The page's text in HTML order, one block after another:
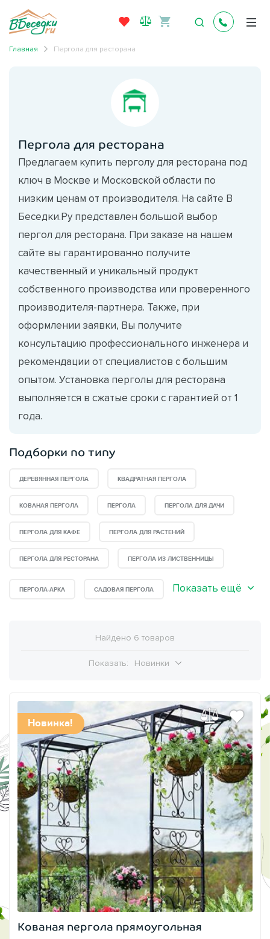
Главная Пергола для ресторана
Пергола для ресторана
Предлагаем купить перголу для ресторана под
ключ в Москве и Московской области по
низким ценам от производителя. На сайте В
Беседки.Ру представлен большой выбор
пергол для ресторана. При заказе на нашем
сайте вы гарантированно получите
качественный и уникальный продукт
собственного производства или проверенного
производителя-партнера. Также, при
оформлении заявки, Вы получите
консультацию профессионального инженера и
рекомендации от специалистов с большим
опытом. Установка перголы для ресторана
выполняется в сжатые сроки с гарантией от 1
года.
Подборки по типу
ДЕРЕВЯННАЯ ПЕРГОЛА КВАДРАТНАЯ ПЕРГОЛА
КОВАНАЯ ПЕРГОЛА ПЕРГОЛА ПЕРГОЛА ДЛЯ ДАЧИ
ПЕРГОЛА ДЛЯ КАФЕ ПЕРГОЛА ДЛЯ РАСТЕНИЙ
ПЕРГОЛА ДЛЯ РЕСТОРАНА ПЕРГОЛА ИЗ ЛИСТВЕННИЦЫ
ПЕРГОЛА-АРКА САДОВАЯ ПЕРГОЛА Показать ещё
Найдено 6 товаров
Показать: Новинки
Новинка!
Кованая пергола прямоугольная